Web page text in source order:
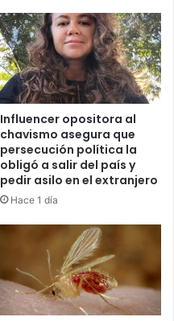
Influencer opositora al
chavismo asegura que
persecución política la
obligó a salir del país y
pedir asilo en el extranjero
Hace 1 día